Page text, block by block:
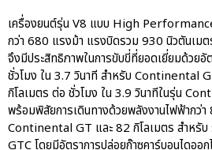
เครื่องยนต์รุ่น V8 แบบ High
กว่า 680 แรงม้า แรงบิดรวม 930 นิวตันเ
จึงมีประสิทธิภาพในการขับขี่ที่ยอดเยี่ยมด้วย
ชั่วโมง ใน 3.7 วินาที สำหรับ Continental
กิโลเมตร ต่อ ชั่วโมง ใน 3.9 วินาทีในรุ่น
พร้อมพิสัยการเดินทางด้วยพลังงานไฟฟ้ากว่
Continental GT และ 82 กิโลเมตร สำห
GTC โดยมีอัตราการปล่อยก๊าซคาร์บอนไดออ